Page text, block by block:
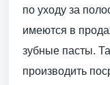
по уходу за
имеются в
зубные пасты.
производить